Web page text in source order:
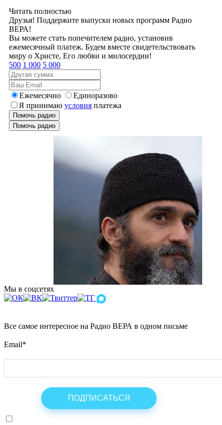
Читать полностью
Друзья! Поддержите выпуски новых программ Радио
ВЕРА!
Вы можете стать попечителем радио, установив
ежемесячный платеж. Будем вместе свидетельствовать
миру о Христе, Его любви и милосердии!
500 1 000 5 000
Ежемесячно
Единоразово
Я принимаю условия платежа
Помочь радио
Помочь радио
Мы в соцсетях
Все самое интересное на Радио ВЕРА в одном письме
Email*